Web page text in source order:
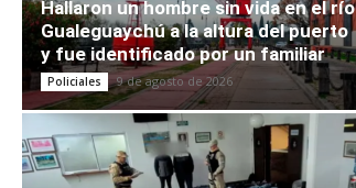
Hallaron un hombre sin vida en el río
Gualeguaychú a la altura del puerto
y fue identificado por un familiar
Policiales 9 de agosto de 2026